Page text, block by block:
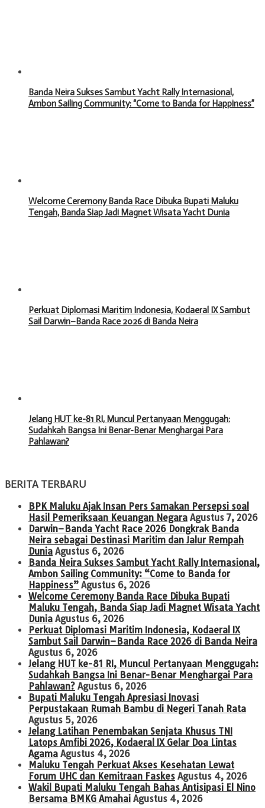
Banda Neira Sukses Sambut Yacht Rally Internasional,
Ambon Sailing Community: “Come to Banda for Happiness”
Welcome Ceremony Banda Race Dibuka Bupati Maluku
Tengah, Banda Siap Jadi Magnet Wisata Yacht Dunia
Perkuat Diplomasi Maritim Indonesia, Kodaeral IX Sambut
Sail Darwin–Banda Race 2026 di Banda Neira
Jelang HUT ke-81 RI, Muncul Pertanyaan Menggugah:
Sudahkah Bangsa Ini Benar-Benar Menghargai Para
Pahlawan?
BERITA TERBARU
BPK Maluku Ajak Insan Pers Samakan Persepsi soal
Hasil Pemeriksaan Keuangan Negara Agustus 7, 2026
Darwin–Banda Yacht Race 2026 Dongkrak Banda
Neira sebagai Destinasi Maritim dan Jalur Rempah
Dunia Agustus 6, 2026
Banda Neira Sukses Sambut Yacht Rally Internasional,
Ambon Sailing Community: “Come to Banda for
Happiness” Agustus 6, 2026
Welcome Ceremony Banda Race Dibuka Bupati
Maluku Tengah, Banda Siap Jadi Magnet Wisata Yacht
Dunia Agustus 6, 2026
Perkuat Diplomasi Maritim Indonesia, Kodaeral IX
Sambut Sail Darwin–Banda Race 2026 di Banda Neira
Agustus 6, 2026
Jelang HUT ke-81 RI, Muncul Pertanyaan Menggugah:
Sudahkah Bangsa Ini Benar-Benar Menghargai Para
Pahlawan? Agustus 6, 2026
Bupati Maluku Tengah Apresiasi Inovasi
Perpustakaan Rumah Bambu di Negeri Tanah Rata
Agustus 5, 2026
Jelang Latihan Penembakan Senjata Khusus TNI
Latops Amfibi 2026, Kodaeral IX Gelar Doa Lintas
Agama Agustus 4, 2026
Maluku Tengah Perkuat Akses Kesehatan Lewat
Forum UHC dan Kemitraan Faskes Agustus 4, 2026
Wakil Bupati Maluku Tengah Bahas Antisipasi El Nino
Bersama BMKG Amahai Agustus 4, 2026